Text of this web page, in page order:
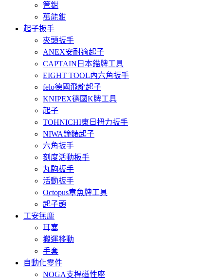
管鉗
萬能鉗
起子扳手
夾頭扳手
ANEX安耐適起子
CAPTAIN日本錨牌工具
EIGHT TOOL內六角扳手
felo德國飛龍起子
KNIPEX德國K牌工具
起子
TOHNICHI東日扭力扳手
NIWA鐘錶起子
六角扳手
刻度活動板手
丸駒板手
活動板手
Octopus章魚牌工具
起子頭
工安無塵
耳塞
搬運移動
手套
自動化零件
NOGA支桿磁性座